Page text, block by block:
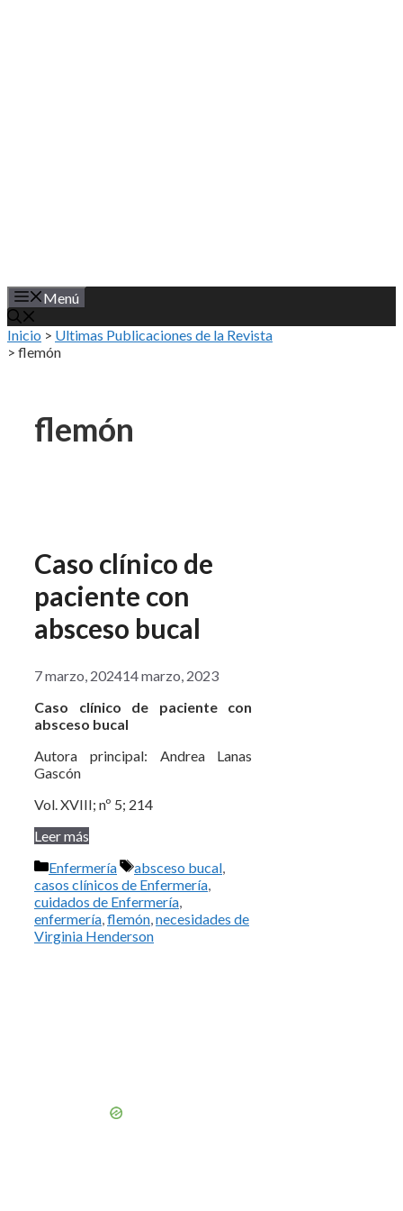
Menú
Inicio > Ultimas Publicaciones de la Revista
> flemón
flemón
Caso clínico de
paciente con
absceso bucal
7 marzo, 202414 marzo, 2023
Caso clínico de paciente con
absceso bucal
Autora principal: Andrea Lanas
Gascón
Vol. XVIII; nº 5; 214
Leer más
Categorías
Enfermería Etiquetas
absceso bucal,
casos clínicos de Enfermería,
cuidados de Enfermería,
enfermería,flemón,necesidades de
Virginia Henderson